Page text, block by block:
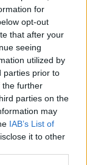
for
opt-out
that after your
seeing
utilized by
parties prior to
the further
parties on the
may
IAB’s List of
it to other